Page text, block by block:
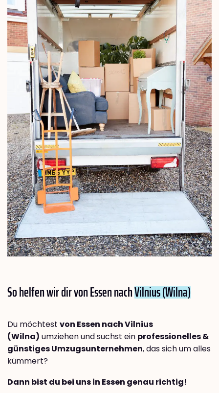
So helfen wir dir von Essen nachVilnius (Wilna)
Du möchtest von Essen nach Vilnius
(Wilna) umziehen und suchst ein professionelles &
günstiges Umzugsunternehmen, das sich um alles
kümmert?
Dann bist du bei uns in Essen genau richtig!